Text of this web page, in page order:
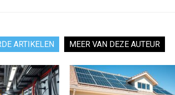
ARTIKELEN MEER VAN DEZE AUTEUR